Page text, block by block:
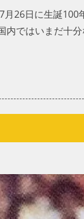
26日に生誕100
内ではいまだ十